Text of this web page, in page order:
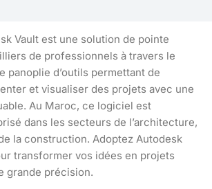
Vault est une solution de pointe
de professionnels à travers le
panoplie d’outils permettant de
et visualiser des projets avec une
Au Maroc, ce logiciel est
dans les secteurs de l’architecture,
la construction. Adoptez Autodesk
transformer vos idées en projets
grande précision.